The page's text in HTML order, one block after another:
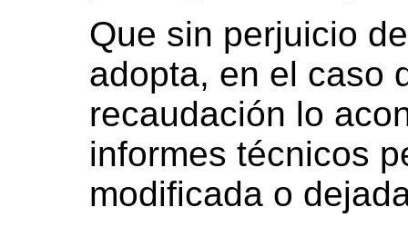
Que sin perjuicio
adopta, en el caso
recaudación lo
informes técnicos
modificada o